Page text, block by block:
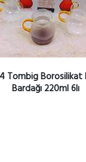
Tombig Borosilikat
Bardağı 220ml 6lı